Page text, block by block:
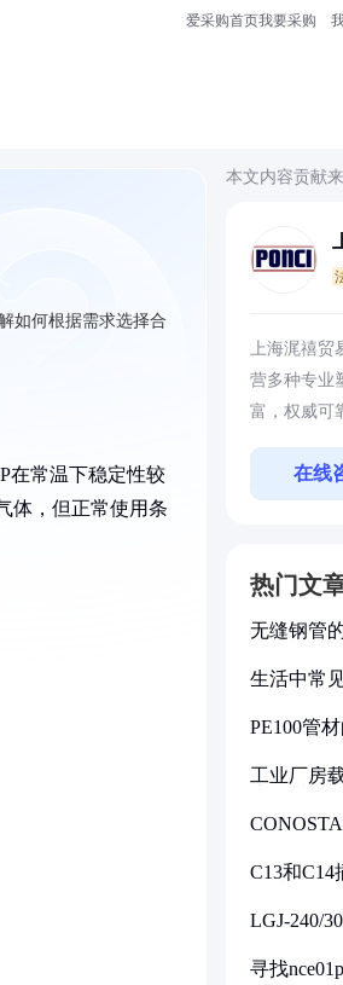
爱采购首页我要采购
如何根据需求选择合
在常温下稳定性较
体，但正常使用条
本文内容贡献来
上海浘禧贸
营多种专业
富，权威可
在线
热门文
无缝钢管
生活中常
PE100管
工业厂房
C13和
LGJ-240/
寻找